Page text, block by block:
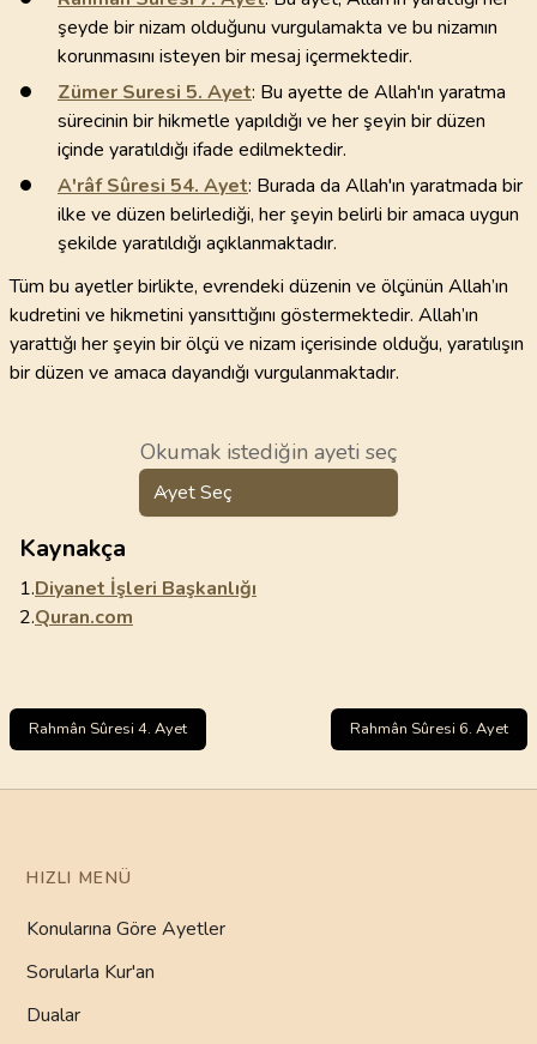
şeyde bir nizam olduğunu vurgulamakta ve bu nizamın
korunmasını isteyen bir mesaj içermektedir.
Zümer Suresi 5. Ayet: Bu ayette de Allah'ın yaratma
sürecinin bir hikmetle yapıldığı ve her şeyin bir düzen
içinde yaratıldığı ifade edilmektedir.
A'râf Sûresi 54. Ayet: Burada da Allah'ın yaratmada bir
ilke ve düzen belirlediği, her şeyin belirli bir amaca uygun
şekilde yaratıldığı açıklanmaktadır.
Tüm bu ayetler birlikte, evrendeki düzenin ve ölçünün Allah’ın
kudretini ve hikmetini yansıttığını göstermektedir. Allah’ın
yarattığı her şeyin bir ölçü ve nizam içerisinde olduğu, yaratılışın
bir düzen ve amaca dayandığı vurgulanmaktadır.
Okumak istediğin ayeti seç
Ayet Seç
Kaynakça
1.Diyanet İşleri Başkanlığı
2.Quran.com
Rahmân Sûresi 4. Ayet Rahmân Sûresi 6. Ayet
HIZLI MENÜ
Konularına Göre Ayetler
Sorularla Kur'an
Dualar